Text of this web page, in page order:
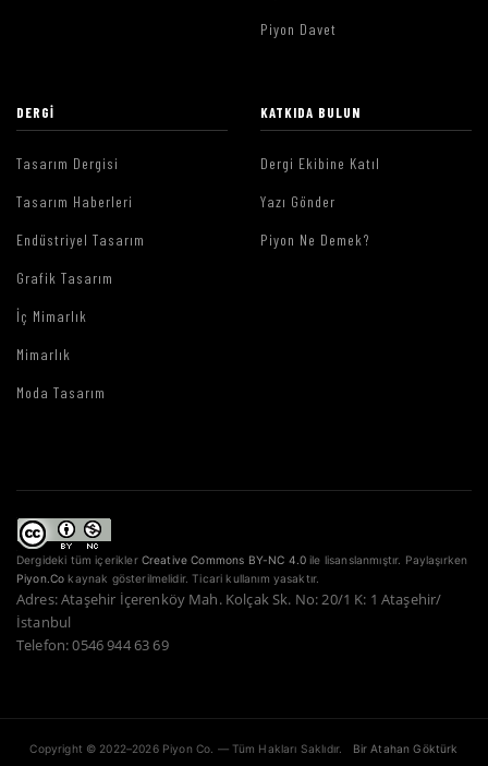
Piyon Davet
DERGI
Tasarım Dergisi
Tasarım Haberleri
Endüstriyel Tasarım
Grafik Tasarım
İç Mimarlık
Mimarlık
Moda Tasarım
KATKIDA BULUN
Dergi Ekibine Katıl
Yazı Gönder
Piyon Ne Demek?
Dergideki tüm içerikler Creative Commons BY-NC 4.0 ile lisanslanmıştır. Paylaşırken
Piyon.Co kaynak gösterilmelidir. Ticari kullanım yasaktır.
Adres: Ataşehir İçerenköy Mah. Kolçak Sk. No: 20/1 K: 1 Ataşehir/
İstanbul
Telefon: 0546 944 63 69
Copyright © 2022–2026 Piyon Co. — Tüm Hakları Saklıdır.
Bir Atahan Göktürk